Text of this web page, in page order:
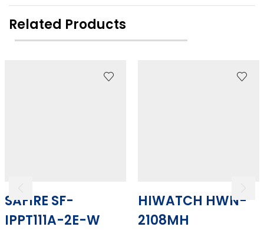
Related Products
SAFIRE SF-
IPPT111A-2E-W
HIWATCH HWN-
2108MH